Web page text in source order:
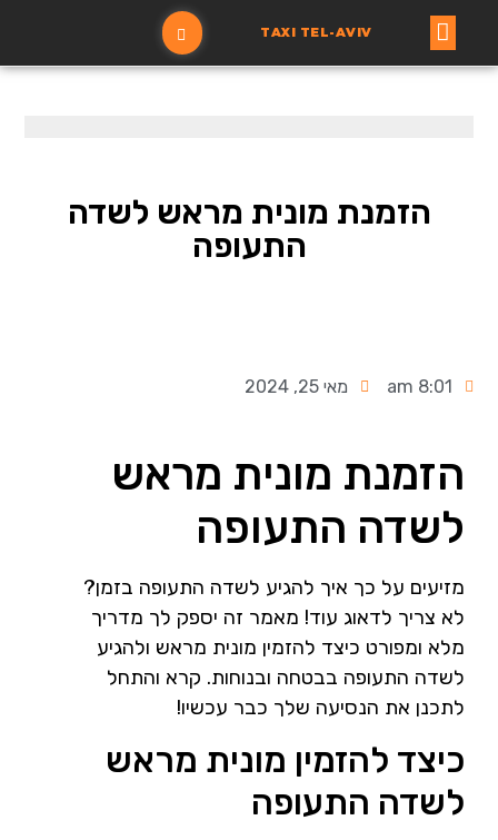
TAXI TEL-AVIV
הזמנת מונית מראש לשדה
התעופה
8:01 am מאי 25, 2024
הזמנת מונית מראש
לשדה התעופה
מזיעים על כך איך להגיע לשדה התעופה בזמן?
לא צריך לדאוג עוד! מאמר זה יספק לך מדריך
מלא ומפורט כיצד להזמין מונית מראש ולהגיע
לשדה התעופה בבטחה ובנוחות. קרא והתחל
לתכנן את הנסיעה שלך כבר עכשיו!
כיצד להזמין מונית מראש
לשדה התעופה